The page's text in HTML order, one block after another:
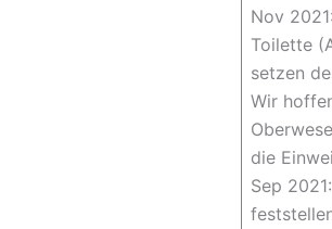
Nov
Toilette
setzen
Wir
die
Sep